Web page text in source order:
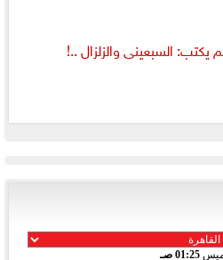
يكتب: السبعينى والزلزال ..!
01:25 صـ